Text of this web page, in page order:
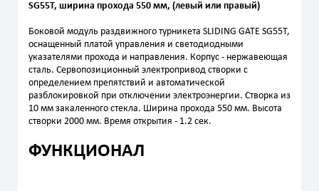
SG55T, ширина прохода 550 мм, (левый или правый)
Боковой модуль раздвижного турникета SLIDING GATE SG55T,
оснащенный платой управления и светодиодными
указателями прохода и направления. Корпус - нержавеющая
сталь. Сервопозиционный электропривод створки с
определением препятствий и автоматической
разблокировкой при отключении электроэнергии. Створка из
10 мм закаленного стекла. Ширина прохода 550 мм. Высота
створки 2000 мм. Время открытия - 1.2 сек.
ФУНКЦИОНАЛ